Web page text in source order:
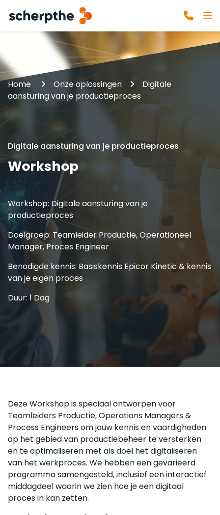
Home Onze oplossingen
Digitale
aansturing van je productieproces
Digitale aansturing van je productieproces
Workshop
Workshop: Digitale aansturing van je
productieproces
Doelgroep: Teamleider Productie, Operationeel
Manager, Proces Engineer
Benodigde kennis: Basiskennis Epicor Kinetic & kennis
van je eigen proces
Duur: 1 Dag
Deze Workshop is speciaal ontworpen voor
Teamleiders Productie, Operations Managers &
Process Engineers om jouw kennis en vaardigheden
op het gebied van productiebeheer te versterken
en te optimaliseren met als doel het digitaliseren
van het werkproces. We hebben een gevarieerd
programma samengesteld, inclusief een interactief
middagdeel waarin we zien hoe je een digitaal
proces in kan zetten.